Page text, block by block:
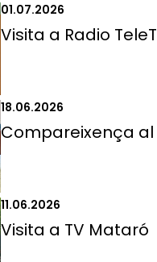
01.07.2026
Visita a Radio
18.06.2026
Compareixença
11.06.2026
Visita a TV Mataró